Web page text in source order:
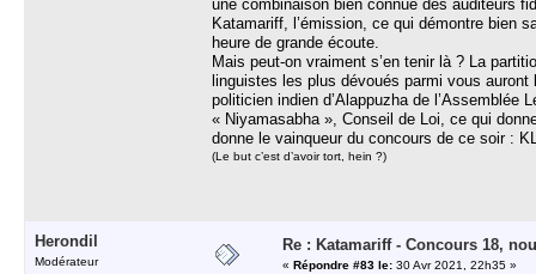
une combinaison bien connue des auditeurs
Katamariff, l’émission, ce qui démontre bien
heure de grande écoute.
Mais peut-on vraiment s’en tenir là ? La
linguistes les plus dévoués parmi vous
politicien indien d’Alappuzha de
« Niyamasabha », Conseil de Loi, ce qui
donne le vainqueur du concours de ce soir :
(Le but c’est d’avoir tort, hein ?)
Herondil
Modérateur
Re : Katamariff - Concours 18,
« Répondre #83 le: 30 Avr 2021, 22h35 »